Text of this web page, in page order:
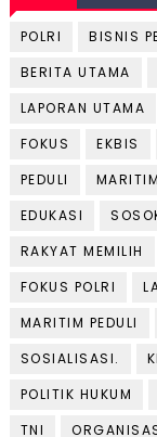
POLRI BISNIS
BERITA UTAMA
LAPORAN UTAMA
FOKUS
EKBIS
PEDULI
MARITIM
EDUKASI
RAKYAT MEMILIH
FOKUS POLRI
MARITIM PEDULI
SOSIALISASI.
POLITIK HUKUM
TNI